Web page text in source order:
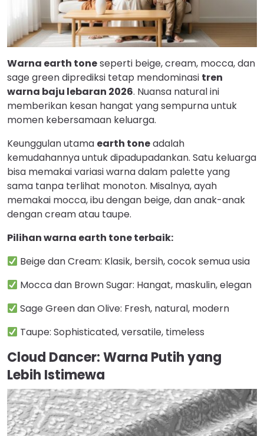
Warna earth toneseperti beige, cream, mocca, dan
sage green diprediksi tetap mendominasi tren
warna baju lebaran 2026. Nuansa natural ini
memberikan kesan hangat yang sempurna untuk
momen kebersamaan keluarga.
Keunggulan utama earth toneadalah
kemudahannya untuk dipadupadankan. Satu keluarga
bisa memakai variasi warna dalam palette yang
sama tanpa terlihat monoton. Misalnya, ayah
memakai mocca, ibu dengan beige, dan anak-anak
dengan cream atau taupe.
Pilihan warna earth tone terbaik:
Beige dan Cream: Klasik, bersih, cocok semua usia
Mocca dan Brown Sugar: Hangat, maskulin, elegan
Sage Green dan Olive: Fresh, natural, modern
Taupe: Sophisticated, versatile, timeless
Cloud Dancer: Warna Putih yang
Lebih Istimewa